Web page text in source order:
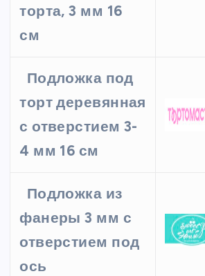
торта, 3 мм 16
см
Подложка под
торт деревянная
с отверстием 3-
4 мм 16 см
Подложка из
фанеры 3 мм с
отверстием под
ось